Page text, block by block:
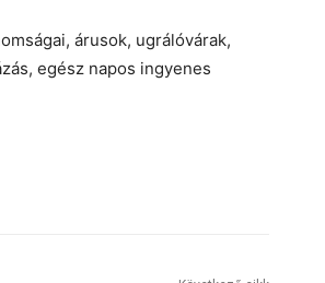
árusok, ugrálóvárak,
egész napos ingyenes